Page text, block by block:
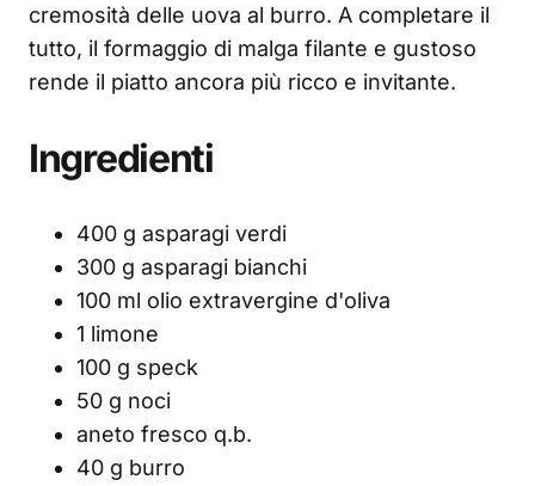
cremosità delle uova al burro. A completare il
tutto, il formaggio di malga filante e gustoso
rende il piatto ancora più ricco e invitante.
Ingredienti
400 g asparagi verdi
300 g asparagi bianchi
100 ml olio extravergine d'oliva
1 limone
100 g speck
50 g noci
aneto fresco q.b.
40 g burro